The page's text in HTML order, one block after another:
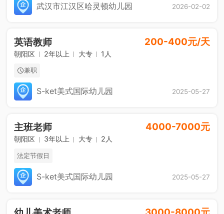
武汉市江汉区哈灵顿幼儿园 2026-02-02
英语教师 200-400元/天
朝阳区 2年以上 大专 1人
兼职
S-ket美式国际幼儿园 2025-05-27
主班老师 4000-7000元
朝阳区 3年以上 大专 2人
法定节假日
S-ket美式国际幼儿园 2025-05-27